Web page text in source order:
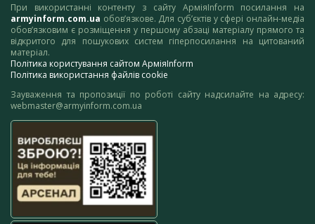
При використанні контенту з сайту АрміяInform посилання на
armyinform.com.ua обов’язкове. Для суб’єктів у сфері онлайн-медіа
обов’язковим є розміщення у першому абзаці матеріалу прямого та
відкритого для пошукових систем гіперпосилання на цитований
матеріал.
Політика користування сайтом АрміяInform
Політика використання файлів cookie
Зауваження та пропозиції по роботі сайту надсилайте на адресу:
webmaster@armyinform.com.ua